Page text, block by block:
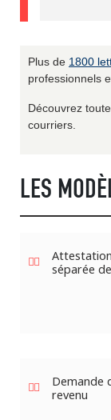
Plus de 1800
professionnels
Découvrez
courriers.
LES
séparée
Demande
revenu